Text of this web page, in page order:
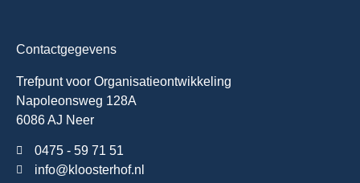
Contactgegevens
Trefpunt voor Organisatieontwikkeling
Napoleonsweg 128A
6086 AJ Neer
0475 - 59 71 51
info@kloosterhof.nl